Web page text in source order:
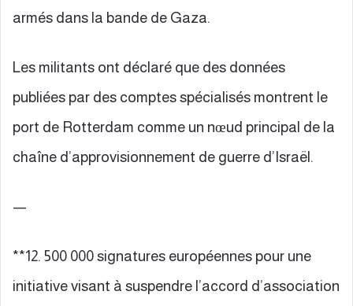
armés dans la bande de Gaza.
Les militants ont déclaré que des données
publiées par des comptes spécialisés montrent le
port de Rotterdam comme un nœud principal de la
chaîne d’approvisionnement de guerre d’Israël.
—
**12. 500 000 signatures européennes pour une
initiative visant à suspendre l’accord d’association